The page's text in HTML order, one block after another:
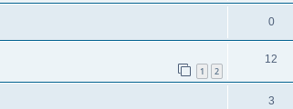
0
1 2
12
3